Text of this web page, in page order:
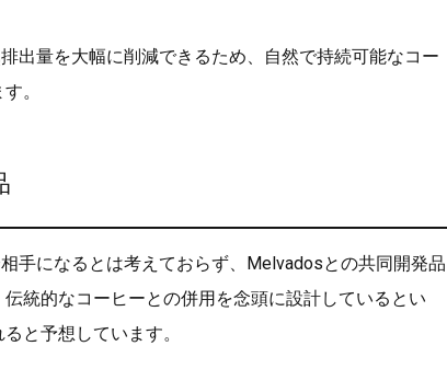
出量を大幅に削減できるため、自然で持続可能なコー
。
手になるとは考えておらず、Melvadosとの共同開発品
伝統的なコーヒーとの併用を念頭に設計しているとい
と予想しています。